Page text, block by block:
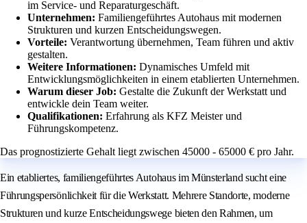
im Service- und Reparaturgeschäft.
Unternehmen: Familiengeführtes Autohaus mit modernen
Strukturen und kurzen Entscheidungswegen.
Vorteile: Verantwortung übernehmen, Team führen und aktiv
gestalten.
Weitere Informationen: Dynamisches Umfeld mit
Entwicklungsmöglichkeiten in einem etablierten Unternehmen.
Warum dieser Job: Gestalte die Zukunft der Werkstatt und
entwickle dein Team weiter.
Qualifikationen: Erfahrung als KFZ Meister und
Führungskompetenz.
Das prognostizierte Gehalt liegt zwischen 45000 - 65000 € pro Jahr.
Ein etabliertes, familiengeführtes Autohaus im Münsterland sucht eine
Führungspersönlichkeit für die Werkstatt. Mehrere Standorte, moderne
Strukturen und kurze Entscheidungswege bieten den Rahmen, um